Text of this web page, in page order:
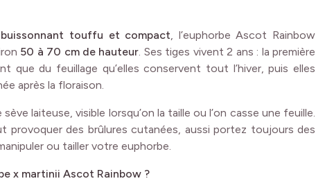
touffu et compact, l’euphorbe Ascot Rainbow
50 à 70 cm de hauteur. Ses tiges vivent 2 ans : la première
que du feuillage qu’elles conservent tout l’hiver, puis elles
après la floraison.
laiteuse, visible lorsqu’on la taille ou l’on casse une feuille.
provoquer des brûlures cutanées, aussi portez toujours des
ou tailler votre euphorbe.
x martinii Ascot Rainbow ?